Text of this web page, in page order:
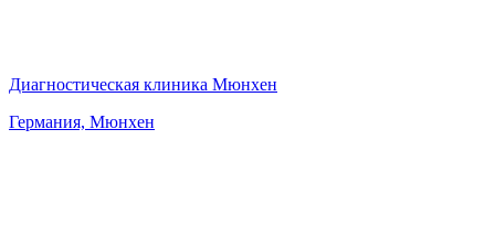
Диагностическая клиника Мюнхен
Германия, Мюнхен